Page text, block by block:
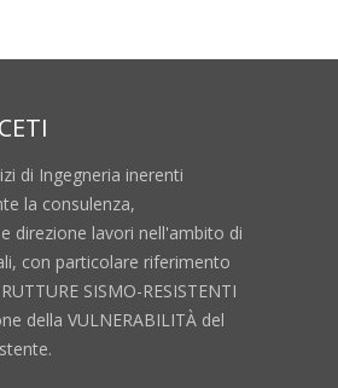
di Ingegneria inerenti
la consulenza,
direzione lavori nell'ambito di
con particolare riferimento
SISMO-RESISTENTI
della VULNERABILITÀ del